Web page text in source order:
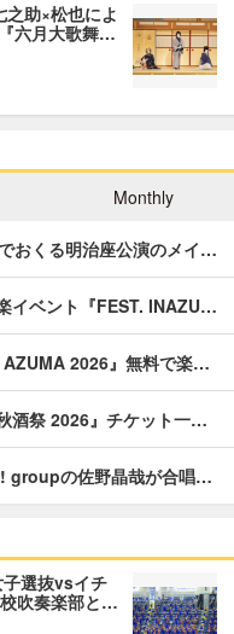
助×松也によ
六月大歌舞…
Monthly
おくる明治座公演のメイ…
イベント『FEST. INAZU…
AZUMA 2026』無料で楽…
酒祭 2026』チケット一…
! groupの佐野晶哉が合唱…
選抜vsイチ
吹奏楽部と…